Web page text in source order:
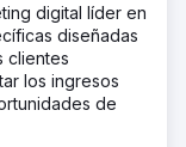
digital líder en
diseñadas
clientes
los ingresos
de